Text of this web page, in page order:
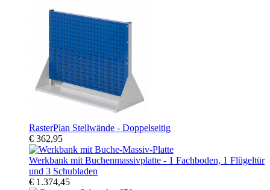
RasterPlan Stellwände - Doppelseitig
€ 362,95
Werkbank mit Buchenmassivplatte - 1 Fachboden, 1 Flügeltür
und 3 Schubladen
€ 1.374,45